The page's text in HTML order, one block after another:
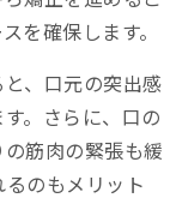
を確保します。
、口元の突出感
。さらに、口の
筋肉の緊張も緩
のもメリット